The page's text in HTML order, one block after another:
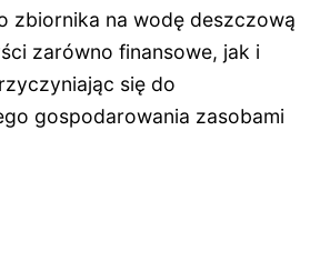
zbiornika na wodę deszczową
zarówno finansowe, jak i
się do
gospodarowania zasobami